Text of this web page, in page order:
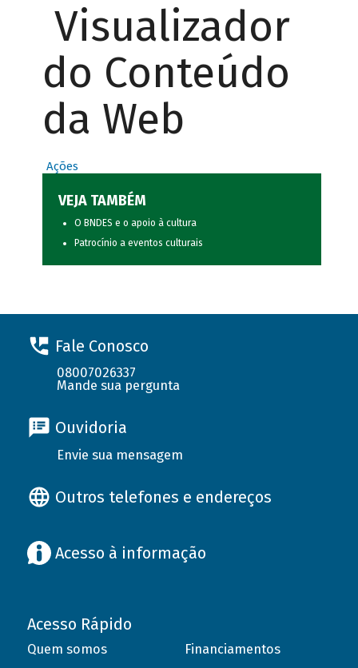
Visualizador
do Conteúdo
da Web
Ações
VEJA TAMBÉM
O BNDES e o apoio à cultura
Patrocínio a eventos culturais
Fale Conosco
08007026337
Mande sua pergunta
Ouvidoria
Envie sua mensagem
Outros telefones e endereços
Acesso à informação
Acesso Rápido
Quem somos
Financiamentos